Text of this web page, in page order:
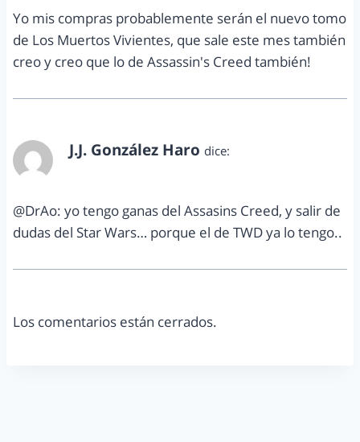
Yo mis compras probablemente serán el nuevo tomo
de Los Muertos Vivientes, que sale este mes también
creo y creo que lo de Assassin's Creed también!
J.J. González Haro dice:
@DrAo: yo tengo ganas del Assasins Creed, y salir de
dudas del Star Wars… porque el de TWD ya lo tengo..
Los comentarios están cerrados.